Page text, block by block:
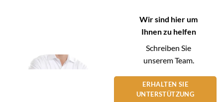
Wir sind hier um
Ihnen zu helfen
Schreiben Sie
unserem Team.
ERHALTEN SIE
UNTERSTÜTZUNG